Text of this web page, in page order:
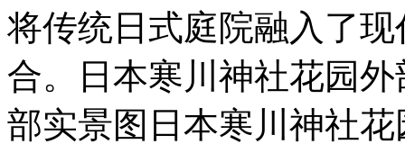
将传统日式庭院融入了
合。日本寒川神社花园
部实景图日本寒川神社